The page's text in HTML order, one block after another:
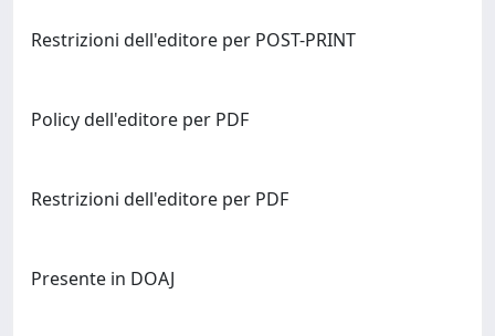
Restrizioni dell'editore per POST-PRINT
Policy dell'editore per PDF
Restrizioni dell'editore per PDF
Presente in DOAJ